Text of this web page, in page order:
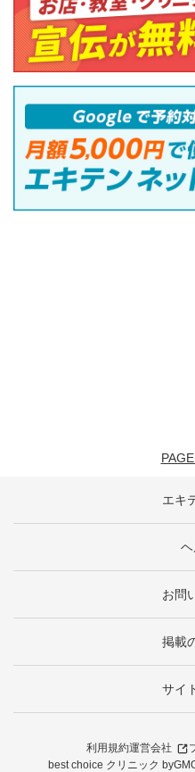
エキ
お問
掲載
サイ
利用規約運営会社
best choice クリニック